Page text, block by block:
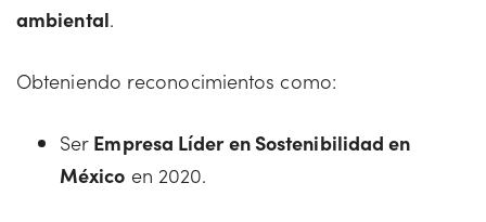
ambiental.
Obteniendo reconocimientos como:
Ser Empresa Líder en Sostenibilidad en
México en 2020.